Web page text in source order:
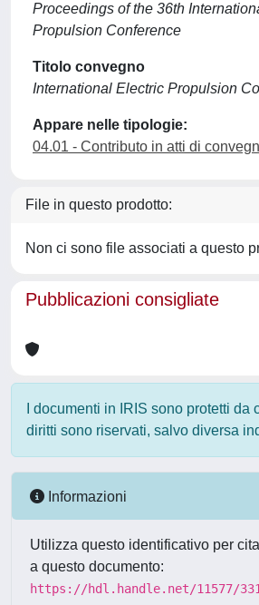
Proceedings of the 36th
Propulsion Conference
Titolo convegno
International Electric Propulsion
Appare nelle tipologie:
04.01 - Contributo in atti di
File in questo prodotto:
Non ci sono file associati a questo
Pubblicazioni consigliate
I documenti in IRIS sono protetti da
diritti sono riservati, salvo diversa
Informazioni
Utilizza questo identificativo per
a questo documento:
https://hdl.handle.net/11577/